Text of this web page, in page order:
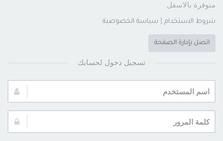
متوفرة بالاسفل
شروط الاستخدام | سياسة الخصوصية
اتصل بإدارة الصفحة
تسجيل دخول لحسابك
اسم
المستخدم:
كلمة
المرور: